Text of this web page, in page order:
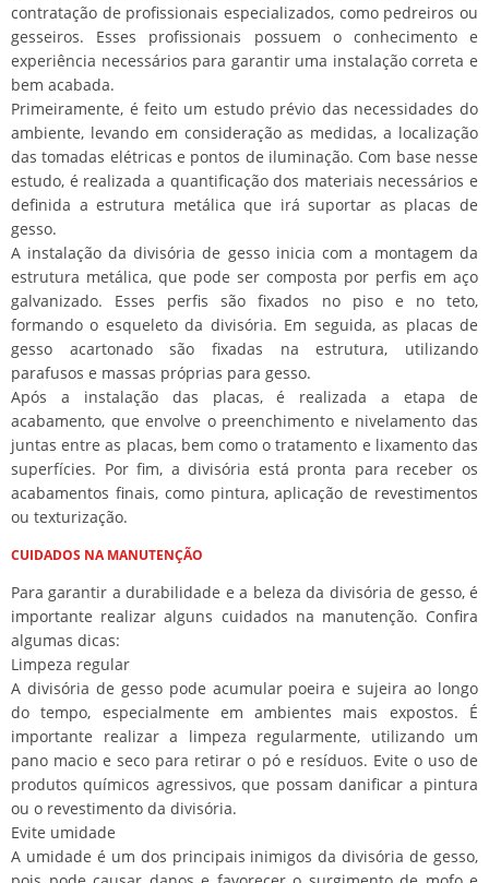
contratação de profissionais especializados, como pedreiros ou
gesseiros. Esses profissionais possuem o conhecimento e
experiência necessários para garantir uma instalação correta e
bem acabada.
Primeiramente, é feito um estudo prévio das necessidades do
ambiente, levando em consideração as medidas, a localização
das tomadas elétricas e pontos de iluminação. Com base nesse
estudo, é realizada a quantificação dos materiais necessários e
definida a estrutura metálica que irá suportar as placas de
gesso.
A instalação da divisória de gesso inicia com a montagem da
estrutura metálica, que pode ser composta por perfis em aço
galvanizado. Esses perfis são fixados no piso e no teto,
formando o esqueleto da divisória. Em seguida, as placas de
gesso acartonado são fixadas na estrutura, utilizando
parafusos e massas próprias para gesso.
Após a instalação das placas, é realizada a etapa de
acabamento, que envolve o preenchimento e nivelamento das
juntas entre as placas, bem como o tratamento e lixamento das
superfícies. Por fim, a divisória está pronta para receber os
acabamentos finais, como pintura, aplicação de revestimentos
ou texturização.
CUIDADOS NA MANUTENÇÃO
Para garantir a durabilidade e a beleza da divisória de gesso, é
importante realizar alguns cuidados na manutenção. Confira
algumas dicas:
Limpeza regular
A divisória de gesso pode acumular poeira e sujeira ao longo
do tempo, especialmente em ambientes mais expostos. É
importante realizar a limpeza regularmente, utilizando um
pano macio e seco para retirar o pó e resíduos. Evite o uso de
produtos químicos agressivos, que possam danificar a pintura
ou o revestimento da divisória.
Evite umidade
A umidade é um dos principais inimigos da divisória de gesso,